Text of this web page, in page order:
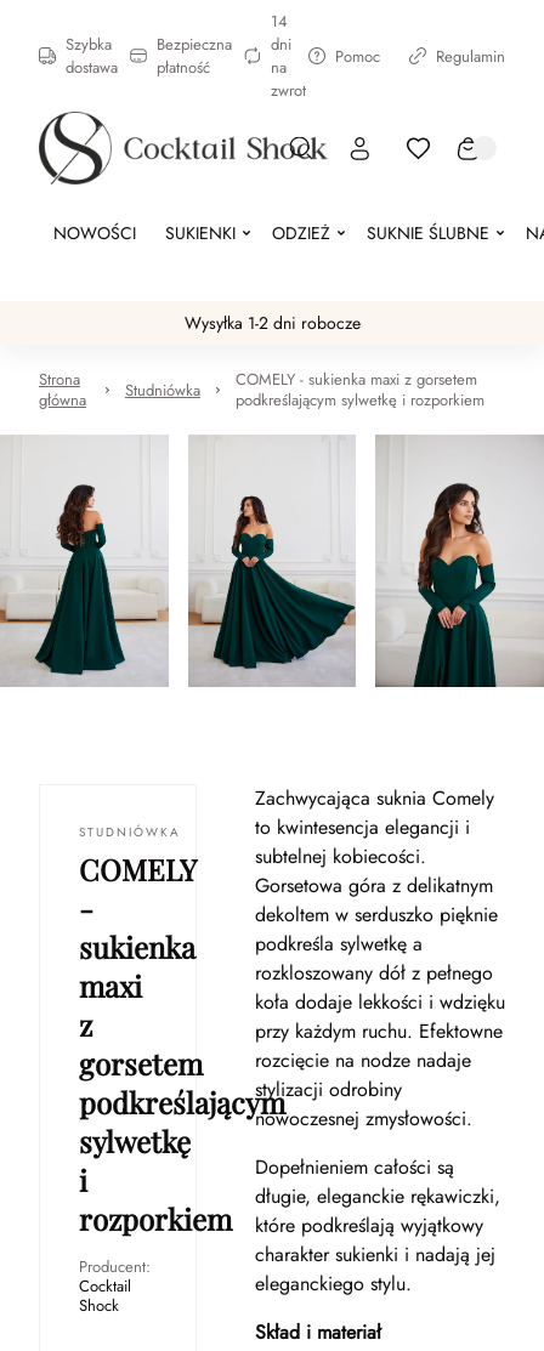
Szybka
dostawa
Bezpieczna
płatność
14
dni
na
zwrot
Pomoc Regulamin
NOWOŚCI SUKIENKI ODZIEŻ SUKNIE ŚLUBNE
Wysyłka 1-2 dni robocze
Strona
główna
Studniówka
COMELY - sukienka maxi z gorsetem
podkreślającym sylwetkę i rozporkiem
STUDNIÓWKA
COMELY
-
sukienka
maxi
z
gorsetem
podkreślającym
sylwetkę
i
rozporkiem
Producent:
Cocktail
Shock
Zachwycająca suknia Comely
to kwintesencja elegancji i
subtelnej kobiecości.
Gorsetowa góra z delikatnym
dekoltem w serduszko pięknie
podkreśla sylwetkę a
rozkloszowany dół z pełnego
koła dodaje lekkości i wdzięku
przy każdym ruchu. Efektowne
rozcięcie na nodze nadaje
stylizacji odrobiny
nowoczesnej zmysłowości.
Dopełnieniem całości są
długie, eleganckie rękawiczki,
które podkreślają wyjątkowy
charakter sukienki i nadają jej
eleganckiego stylu.
Skład i materiał